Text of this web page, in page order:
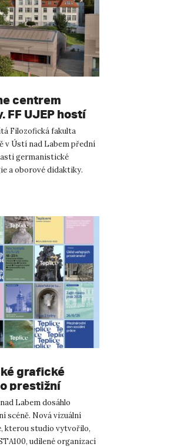
centrem
UJEP hostí
Filozofická fakulta
v Ústí nad Labem přední
germanistické
a oborové didaktiky.
grafické
prestižní
za novou
za nimi
Labem dosáhlo
scéně. Nová vizuální
kterou studio vytvořilo,
udílené organizací